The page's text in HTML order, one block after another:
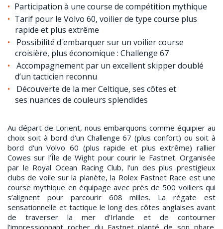
Participation à une course de compétition mythique
Tarif pour le Volvo 60, voilier de type course plus
rapide et plus extrême
Possibilité d'embarquer sur un voilier course
croisière, plus économique : Challenge 67
Accompagnement par un excellent skipper doublé
d’un tacticien reconnu
Découverte de la mer Celtique, ses côtes et
ses nuances de couleurs splendides
Au départ de Lorient, nous embarquons comme équipier au
choix soit à bord d'un Challenge 67 (plus confort) ou soit à
bord d'un Volvo 60 (plus rapide et plus extrême) rallier
Cowes sur l’Île de Wight pour courir le Fastnet. Organisée
par le Royal Ocean Racing Club, l’un des plus prestigieux
clubs de voile sur la planète, la Rolex Fastnet Race est une
course mythique en équipage avec près de 500 voiliers qui
s’alignent pour parcourir 608 milles. La régate est
sensationnelle et tactique le long des côtes anglaises avant
de traverser la mer d’Irlande et de contourner
l’impressionnant rocher du Fastnet planté de son phare.